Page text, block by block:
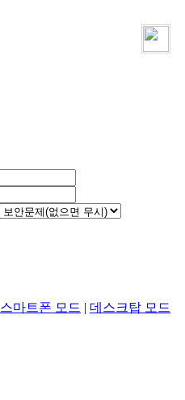
스마트폰 모드 | 데스크탑 모드